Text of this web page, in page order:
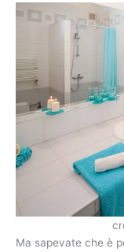
Ma sapevate che è